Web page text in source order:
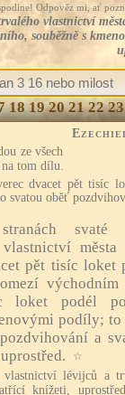
Odpověz mi, ať
vlastnictví
souběžně s
18 19 20 21 22 23
ze všech
tom dílu.
dvacet pět tisíc
svatou oběť
svaté
města
pět tisíc loket
východním
loket podél
podíly; to
a
☆
lévijců a
knížeti,